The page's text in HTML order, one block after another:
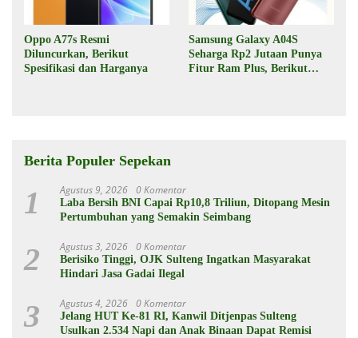
Oppo A77s Resmi
Diluncurkan, Berikut
Spesifikasi dan Harganya
Samsung Galaxy A04S
Seharga Rp2 Jutaan Punya
Fitur Ram Plus, Berikut
Berita Populer Sepekan
1 Agustus 9, 2026 0 Komentar
Laba Bersih BNI Capai Rp10,8 Triliun, Ditopang Mesin
Pertumbuhan yang Semakin Seimbang
2 Agustus 3, 2026 0 Komentar
Berisiko Tinggi, OJK Sulteng Ingatkan Masyarakat
Hindari Jasa Gadai Ilegal
3 Agustus 4, 2026 0 Komentar
Jelang HUT Ke-81 RI, Kanwil Ditjenpas Sulteng
Usulkan 2.534 Napi dan Anak Binaan Dapat Remisi